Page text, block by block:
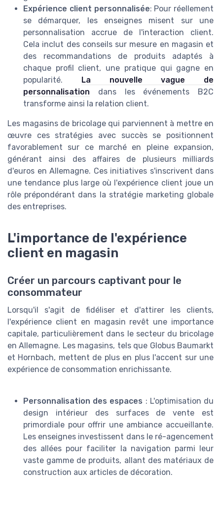
Expérience client personnalisée: Pour réellement
se démarquer, les enseignes misent sur une
personnalisation accrue de l'interaction client.
Cela inclut des conseils sur mesure en magasin et
des recommandations de produits adaptés à
chaque profil client, une pratique qui gagne en
popularité.
La nouvelle vague de
personnalisation dans les événements B2C
transforme ainsi la relation client.
Les magasins de bricolage qui parviennent à mettre en
œuvre ces stratégies avec succès se positionnent
favorablement sur ce marché en pleine expansion,
générant ainsi des affaires de plusieurs milliards
d'euros en Allemagne. Ces initiatives s'inscrivent dans
une tendance plus large où l'expérience client joue un
rôle prépondérant dans la stratégie marketing globale
des entreprises.
L'importance de l'expérience
client en magasin
Créer un parcours captivant pour le
consommateur
Lorsqu'il s'agit de fidéliser et d'attirer les clients,
l'expérience client en magasin revêt une importance
capitale, particulièrement dans le secteur du bricolage
en Allemagne. Les magasins, tels que Globus Baumarkt
et Hornbach, mettent de plus en plus l'accent sur une
expérience de consommation enrichissante.
Personnalisation des espaces : L'optimisation du
design intérieur des surfaces de vente est
primordiale pour offrir une ambiance accueillante.
Les enseignes investissent dans le ré-agencement
des allées pour faciliter la navigation parmi leur
vaste gamme de produits, allant des matériaux de
construction aux articles de décoration.